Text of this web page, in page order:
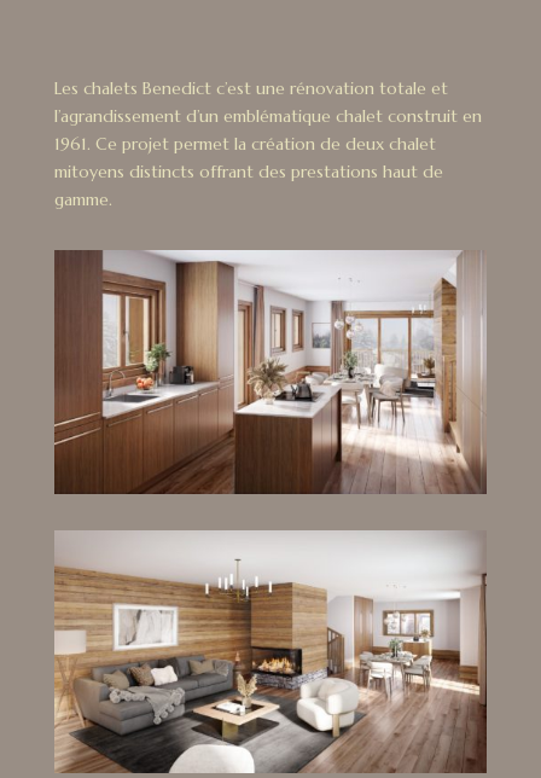
Les chalets Benedict c’est une rénovation totale et
l’agrandissement d’un emblématique chalet construit en
1961. Ce projet permet la création de deux chalet
mitoyens distincts offrant des prestations haut de
gamme.